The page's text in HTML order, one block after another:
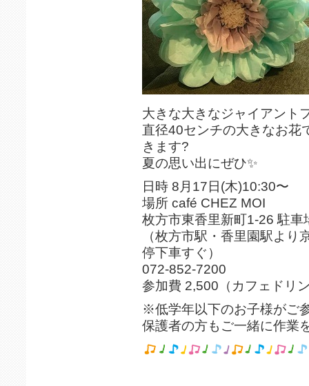
大きな大きなジャイアント
直径40センチの大きなお花
きます?
夏の思い出にぜひ✨
日時 8月17日(木)10:30〜
場所 café CHEZ MOI
枚方市東香里新町1-26 駐車
（枚方市駅・香里園駅よ
停下車すぐ）
072-852-7200
参加費 2,500（カフェドリ
※低学年以下のお子様がご
保護者の方もご一緒に作業